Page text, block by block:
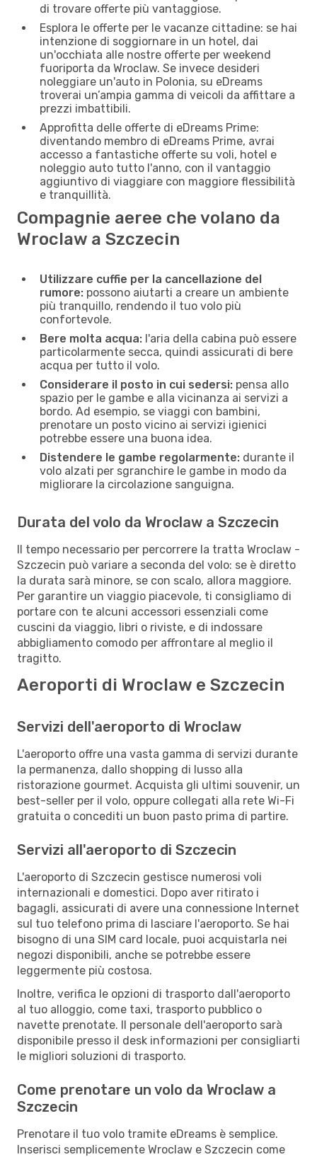
di trovare offerte più vantaggiose.
Esplora le offerte per le vacanze cittadine: se hai
intenzione di soggiornare in un hotel, dai
un'occhiata alle nostre offerte per weekend
fuoriporta da Wroclaw. Se invece desideri
noleggiare un'auto in Polonia, su eDreams
troverai un’ampia gamma di veicoli da affittare a
prezzi imbattibili.
Approfitta delle offerte di eDreams Prime:
diventando membro di eDreams Prime, avrai
accesso a fantastiche offerte su voli, hotel e
noleggio auto tutto l'anno, con il vantaggio
aggiuntivo di viaggiare con maggiore flessibilità
e tranquillità.
Compagnie aeree che volano da
Wroclaw a Szczecin
Utilizzare cuffie per la cancellazione del
rumore: possono aiutarti a creare un ambiente
più tranquillo, rendendo il tuo volo più
confortevole.
Bere molta acqua: l'aria della cabina può essere
particolarmente secca, quindi assicurati di bere
acqua per tutto il volo.
Considerare il posto in cui sedersi: pensa allo
spazio per le gambe e alla vicinanza ai servizi a
bordo. Ad esempio, se viaggi con bambini,
prenotare un posto vicino ai servizi igienici
potrebbe essere una buona idea.
Distendere le gambe regolarmente: durante il
volo alzati per sgranchire le gambe in modo da
migliorare la circolazione sanguigna.
Durata del volo da Wroclaw a Szczecin
Il tempo necessario per percorrere la tratta Wroclaw -
Szczecin può variare a seconda del volo: se è diretto
la durata sarà minore, se con scalo, allora maggiore.
Per garantire un viaggio piacevole, ti consigliamo di
portare con te alcuni accessori essenziali come
cuscini da viaggio, libri o riviste, e di indossare
abbigliamento comodo per affrontare al meglio il
tragitto.
Aeroporti di Wroclaw e Szczecin
Servizi dell'aeroporto di Wroclaw
L'aeroporto offre una vasta gamma di servizi durante
la permanenza, dallo shopping di lusso alla
ristorazione gourmet. Acquista gli ultimi souvenir, un
best-seller per il volo, oppure collegati alla rete Wi-Fi
gratuita o concediti un buon pasto prima di partire.
Servizi all'aeroporto di Szczecin
L'aeroporto di Szczecin gestisce numerosi voli
internazionali e domestici. Dopo aver ritirato i
bagagli, assicurati di avere una connessione Internet
sul tuo telefono prima di lasciare l'aeroporto. Se hai
bisogno di una SIM card locale, puoi acquistarla nei
negozi disponibili, anche se potrebbe essere
leggermente più costosa.
Inoltre, verifica le opzioni di trasporto dall'aeroporto
al tuo alloggio, come taxi, trasporto pubblico o
navette prenotate. Il personale dell'aeroporto sarà
disponibile presso il desk informazioni per consigliarti
le migliori soluzioni di trasporto.
Come prenotare un volo da Wroclaw a
Szczecin
Prenotare il tuo volo tramite eDreams è semplice.
Inserisci semplicemente Wroclaw e Szczecin come